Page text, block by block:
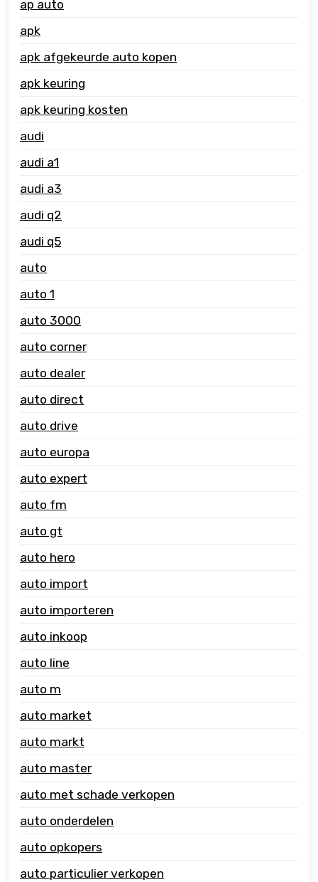
ap auto
apk
apk afgekeurde auto kopen
apk keuring
apk keuring kosten
audi
audi a1
audi a3
audi q2
audi q5
auto
auto 1
auto 3000
auto corner
auto dealer
auto direct
auto drive
auto europa
auto expert
auto fm
auto gt
auto hero
auto import
auto importeren
auto inkoop
auto line
auto m
auto market
auto markt
auto master
auto met schade verkopen
auto onderdelen
auto opkopers
auto particulier verkopen